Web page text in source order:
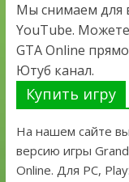
Мы снимаем для
YouTube.
GTA Online
Ютуб канал.
Купить игру
На нашем сайте
версию игры
Online. Для PC,